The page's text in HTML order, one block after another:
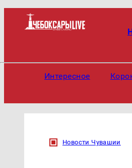
Интересное
Новости Чувашии